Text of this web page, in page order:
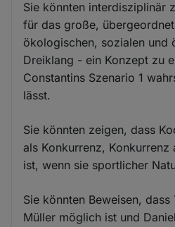
Sie könnten interdisziplinär
für das große,
ökologischen, sozialen und
Dreiklang - ein Konzept zu
Constantins Szenario 1
lässt.
Sie könnten zeigen, dass
als Konkurrenz, Konkurrenz
ist, wenn sie sportlicher
Sie könnten Beweisen,
Müller möglich ist und